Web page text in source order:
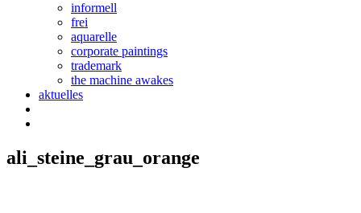
informell
frei
aquarelle
corporate paintings
trademark
the machine awakes
aktuelles
ali_steine_grau_orange